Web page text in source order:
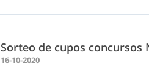
Sorteo de cupos concursos
16-10-2020